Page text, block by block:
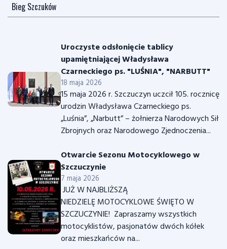
Bieg Szczuków
Uroczyste odsłonięcie tablicy
upamiętniającej Władysława
Czarneckiego ps. "LUŚNIA", "NARBUTT"
18 maja 2026
15 maja 2026 r. Szczuczyn uczcił 105. rocznicę
urodzin Władysława Czarneckiego ps.
„Luśnia”, „Narbutt” – żołnierza Narodowych Sił
Zbrojnych oraz Narodowego Zjednoczenia...
Otwarcie Sezonu Motocyklowego w
Szczuczynie
7 maja 2026
JUŻ W NAJBLIŻSZĄ
NIEDZIELĘ MOTOCYKLOWE ŚWIĘTO W
SZCZUCZYNIE! Zapraszamy wszystkich
motocyklistów, pasjonatów dwóch kółek
oraz mieszkańców na...